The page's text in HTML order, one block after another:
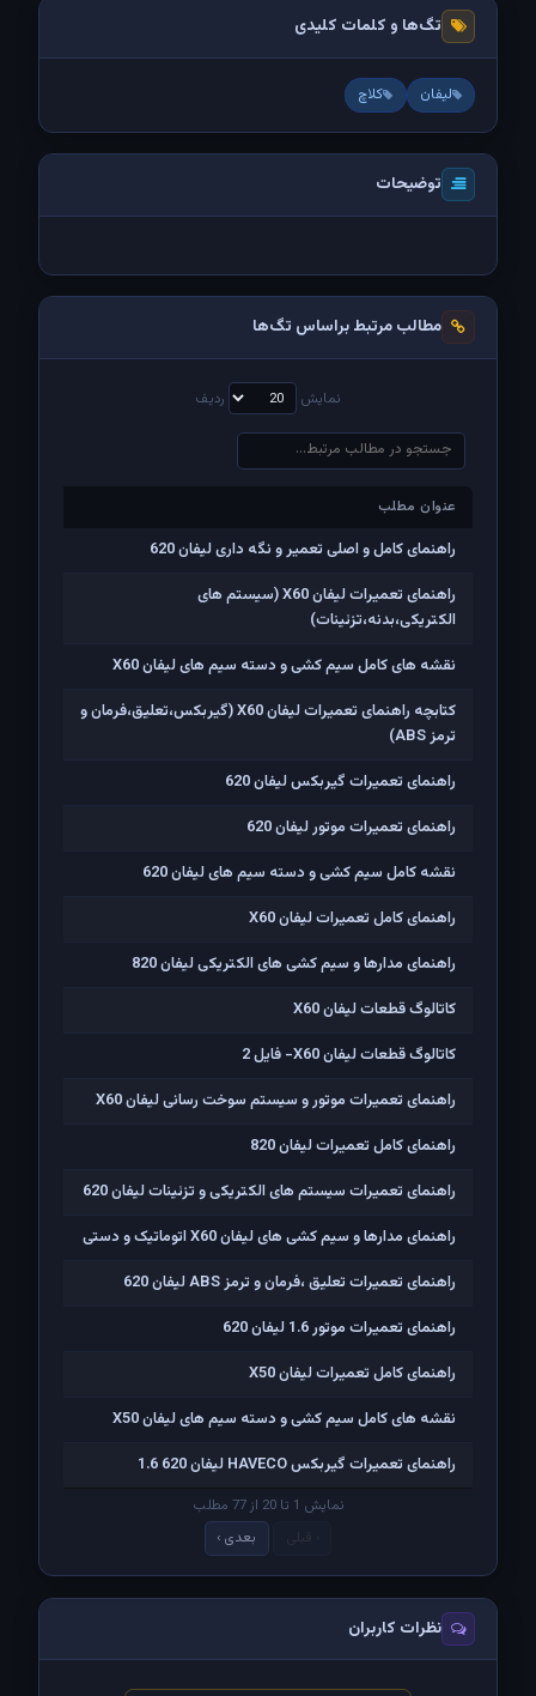
تگ‌ها و کلمات کلیدی
لیفان کلاچ
توضیحات
مطالب مرتبط براساس تگ‌ها
نمایش ردیف
عنوان مطلب
عنوان مطلب
راهنمای کامل و اصلی تعمیر و نگه داری لیفان 620
راهنمای تعمیرات لیفان X60 (سیستم های
الکتریکی،بدنه،تزئینات)
نقشه های کامل سیم کشی و دسته سیم های لیفان X60
کتابچه راهنمای تعمیرات لیفان X60 (گیربکس،تعلیق،فرمان و
ترمز ABS)
راهنمای تعمیرات گیربکس لیفان 620
راهنمای تعمیرات موتور لیفان 620
نقشه کامل سیم کشی و دسته سیم های لیفان 620
راهنمای کامل تعمیرات لیفان X60
راهنمای مدارها و سیم کشی های الکتریکی لیفان 820
کاتالوگ قطعات لیفان X60
کاتالوگ قطعات لیفان X60- فایل 2
راهنمای تعمیرات موتور و سیستم سوخت رسانی لیفان X60
راهنمای کامل تعمیرات لیفان 820
راهنمای تعمیرات سیستم های الکتریکی و تزئینات لیفان 620
راهنمای مدارها و سیم کشی های لیفان X60 اتوماتیک و دستی
راهنمای تعمیرات تعلیق ،فرمان و ترمز ABS لیفان 620
راهنمای تعمیرات موتور 1.6 لیفان 620
راهنمای کامل تعمیرات لیفان X50
نقشه های کامل سیم کشی و دسته سیم های لیفان X50
راهنمای تعمیرات گیربکس HAVECO لیفان 620 1.6
نمایش 1 تا 20 از 77 مطلب
بعدی ›
نظرات کاربران